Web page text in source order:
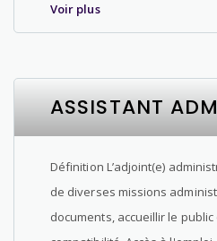
Voir plus
ASSISTANT
Définition L’adjoint(e)
de diverses missions
documents, accueillir le